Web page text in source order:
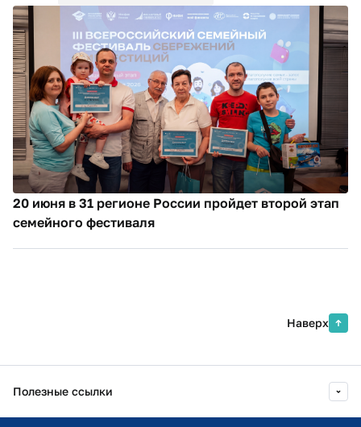
20 июня в 31 регионе России пройдет второй этап
семейного фестиваля
Наверх
Полезные ссылки